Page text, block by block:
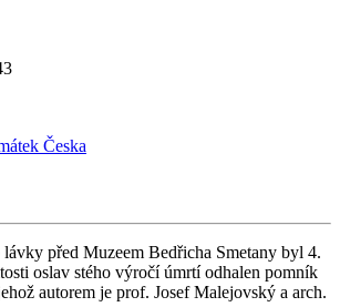
Česka
před Muzeem Bedřicha Smetany byl 4.
oslav stého výročí úmrtí odhalen pomník
autorem je prof. Josef Malejovský a arch.